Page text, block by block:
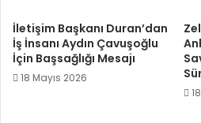
İletişim Başkanı Duran’dan
İş İnsanı Aydın Çavuşoğlu
İçin Başsağlığı Mesajı
18 Mayıs 2026